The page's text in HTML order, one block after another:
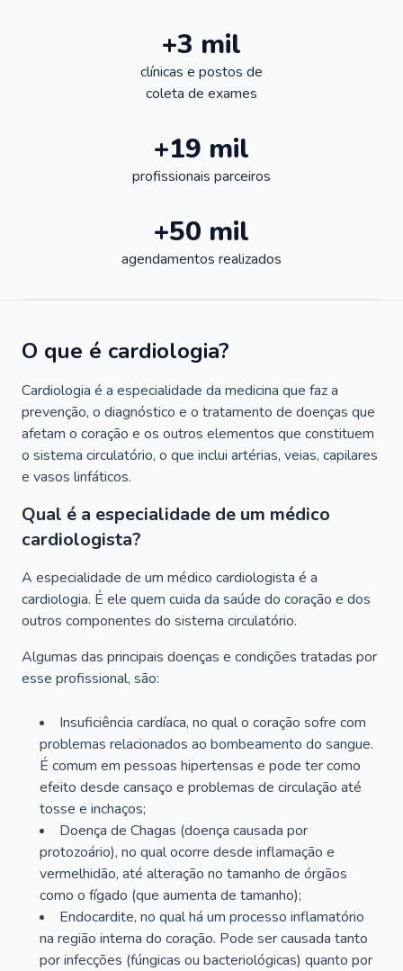
+3 mil
clínicas e postos de
coleta de exames
+19 mil
profissionais parceiros
+50 mil
agendamentos realizados
O que é cardiologia?
Cardiologia é a especialidade da medicina que faz a
prevenção, o diagnóstico e o tratamento de doenças que
afetam o coração e os outros elementos que constituem
o sistema circulatório, o que inclui artérias, veias, capilares
e vasos linfáticos.
Qual é a especialidade de um médico
cardiologista?
A especialidade de um médico cardiologista é a
cardiologia. É ele quem cuida da saúde do coração e dos
outros componentes do sistema circulatório.
Algumas das principais doenças e condições tratadas por
esse profissional, são:
Insuficiência cardíaca, no qual o coração sofre com
problemas relacionados ao bombeamento do sangue.
É comum em pessoas hipertensas e pode ter como
efeito desde cansaço e problemas de circulação até
tosse e inchaços;
Doença de Chagas (doença causada por
protozoário), no qual ocorre desde inflamação e
vermelhidão, até alteração no tamanho de órgãos
como o fígado (que aumenta de tamanho);
Endocardite, no qual há um processo inflamatório
na região interna do coração. Pode ser causada tanto
por infecções (fúngicas ou bacteriológicas) quanto por